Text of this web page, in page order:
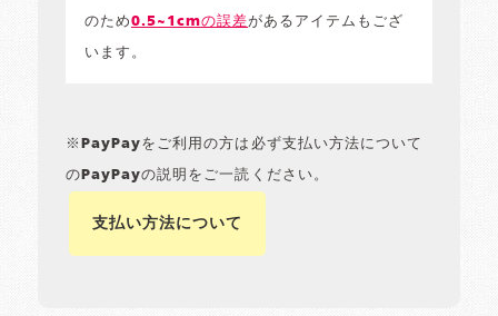
のため0.5~1cmの誤差があるアイテムもござ
います。
※PayPayをご利用の方は必ず支払い方法について
のPayPayの説明をご一読ください。
支払い方法について